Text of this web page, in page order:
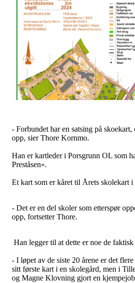
- Forbundet har en satsing på
opp, sier Thore Kornmo.
Han er kartleder i Porsgrunn OL som
Preståsen».
Et kart som er kåret til Årets skolekart i
- Det er en del skoler som etterspør
opp, fortsetter Thore.
Han legger til at dette er noe de
- I løpet av de siste 20 årene er det
sitt første kart i en skolegård, men i
og Magne Klovning gjort en